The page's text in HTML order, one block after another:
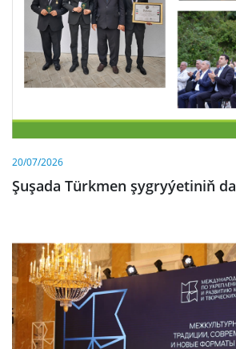
20/07/2026
Şuşada Türkmen şygryýetiniň